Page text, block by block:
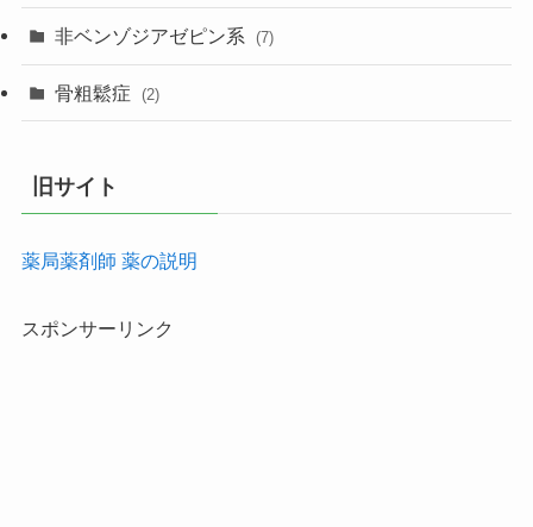
非ベンゾジアゼピン系 (7)
骨粗鬆症 (2)
旧サイト
薬局薬剤師 薬の説明
スポンサーリンク